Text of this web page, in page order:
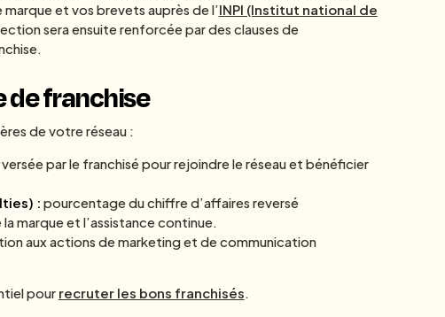
et vos brevets auprès de l’INPI (Institut national de
sera ensuite renforcée par des clauses de
de franchise
de votre réseau :
par le franchisé pour rejoindre le réseau et bénéficier
: pourcentage du chiffre d’affaires reversé
marque et l’assistance continue.
aux actions de marketing et de communication
pour recruter les bons franchisés.